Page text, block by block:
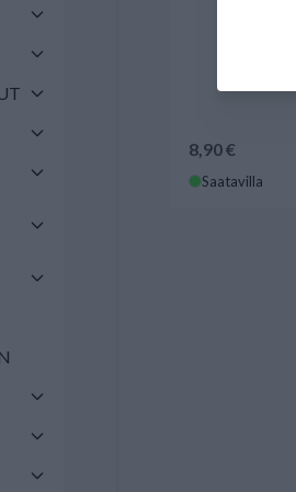
8,90 €
Saatavilla